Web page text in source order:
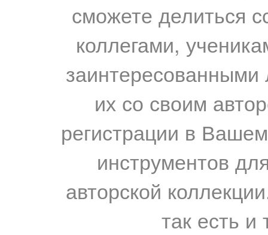
сможете делиться
коллегами,
их со своим
регистрации в
инструментов
авторской
так есть и